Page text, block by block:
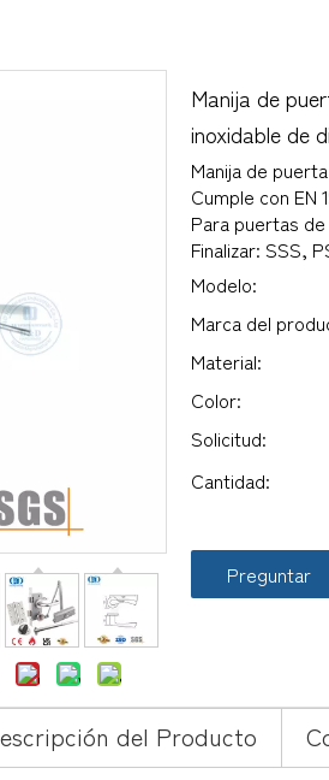
Manija de
inoxidable de
Manija de
Cumple con EN
Para puertas
Finalizar: SSS,
Modelo:
Marca del
Material:
Color:
Solicitud:
Cantidad:
Preguntar
del Producto